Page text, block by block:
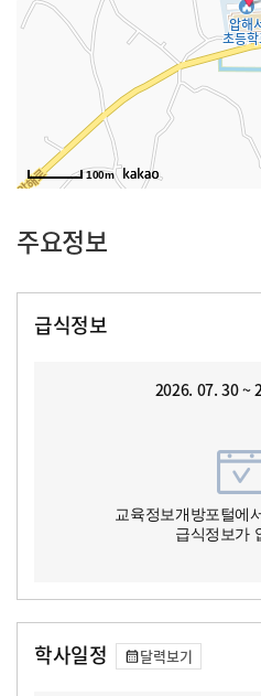
100m
주요정보
급식정보
2026. 07. 30 ~
교육정보개방포털에
급식정보가
학사일정 달력보기